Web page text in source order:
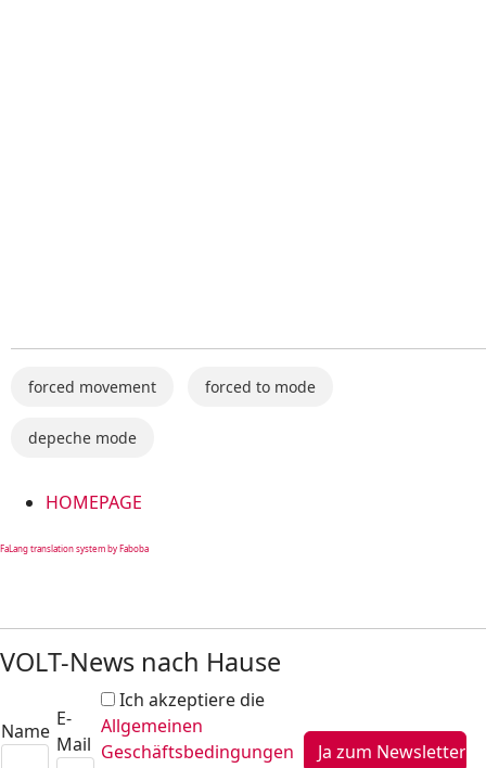
forced movement forced to mode
depeche mode
HOMEPAGE
FaLang translation system by Faboba
VOLT-News nach Hause
Name
E-
Mail
Ich akzeptiere die
Allgemeinen
Geschäftsbedingungen